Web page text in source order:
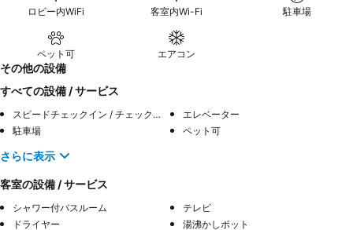
ロビー内WiFi 客室内Wi-Fi 駐車場
ペット可 エアコン
その他の設備
すべての設備 / サービス
スピードチェックイン / チェックアウト
エレベーター
駐車場
ペット可
さらに表示
客室の設備 / サービス
シャワー付バスルーム
テレビ
ドライヤー
湯沸かしポット